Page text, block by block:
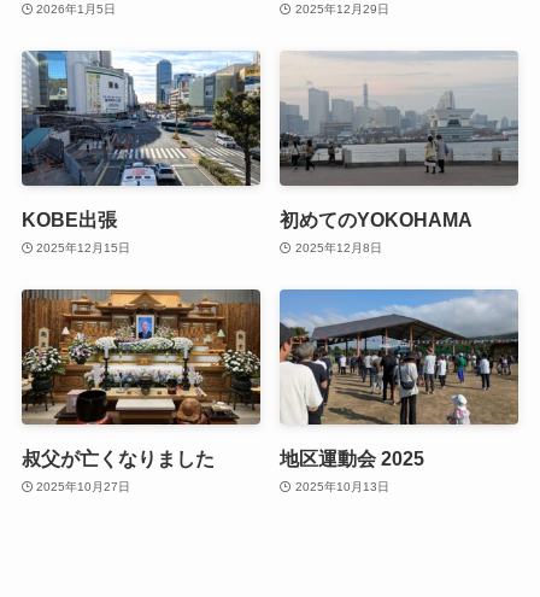
2026年1月5日 2025年12月29日
KOBE出張
2025年12月15日
初めてのYOKOHAMA
2025年12月8日
叔父が亡くなりました
2025年10月27日
地区運動会 2025
2025年10月13日